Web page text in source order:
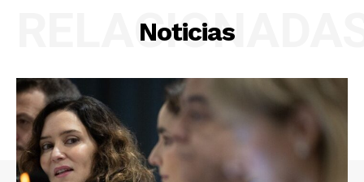
Noticias